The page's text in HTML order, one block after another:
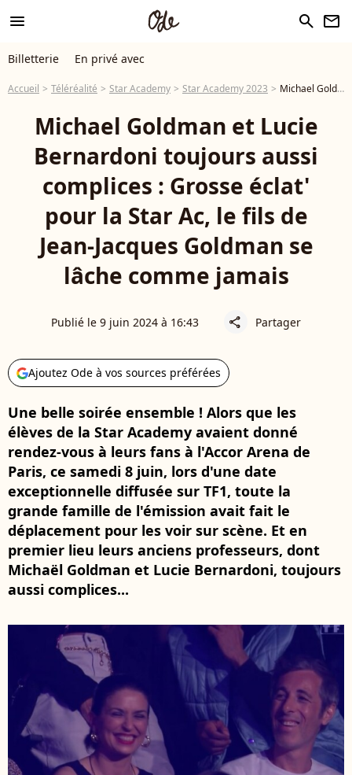
menu search newsletter
Billetterie En privé avec
Accueil Téléréalité Star Academy Star Academy 2023 Michael Goldman et Lucie Bernardoni toujours aussi complices : Grosse éclat' pour la Star Ac, le fils de Jean-Jacques Goldman se lâche comme jamais
Michael Goldman et Lucie
Bernardoni toujours aussi
complices : Grosse éclat'
pour la Star Ac, le fils de
Jean-Jacques Goldman se
lâche comme jamais
Publié le 9 juin 2024 à 16:43 share Partager
Ajoutez Ode à vos sources préférées
Une belle soirée ensemble ! Alors que les
élèves de la Star Academy avaient donné
rendez-vous à leurs fans à l'Accor Arena de
Paris, ce samedi 8 juin, lors d'une date
exceptionnelle diffusée sur TF1, toute la
grande famille de l'émission avait fait le
déplacement pour les voir sur scène. Et en
premier lieu leurs anciens professeurs, dont
Michaël Goldman et Lucie Bernardoni, toujours
aussi complices...